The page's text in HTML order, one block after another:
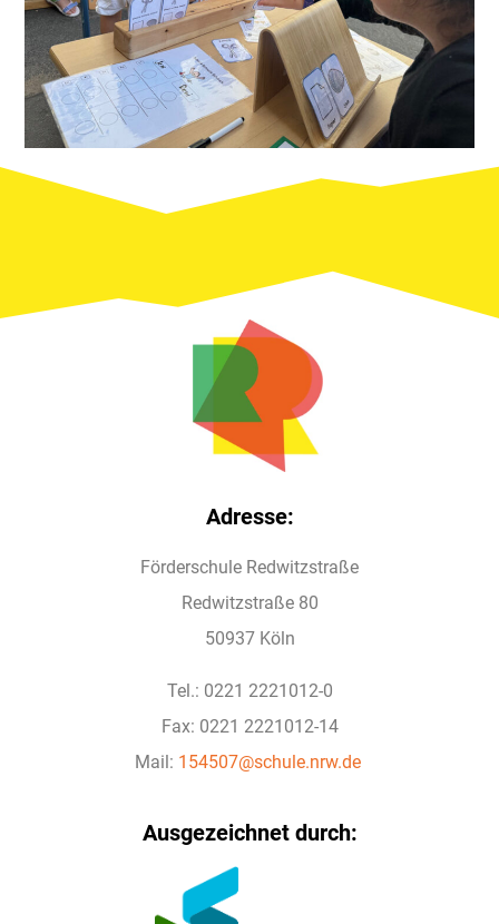
Adresse:
Förderschule Redwitzstraße
Redwitzstraße 80
50937 Köln
Tel.: 0221 2221012-0
Fax: 0221 2221012-14
Mail: 154507@schule.nrw.de
Ausgezeichnet durch: